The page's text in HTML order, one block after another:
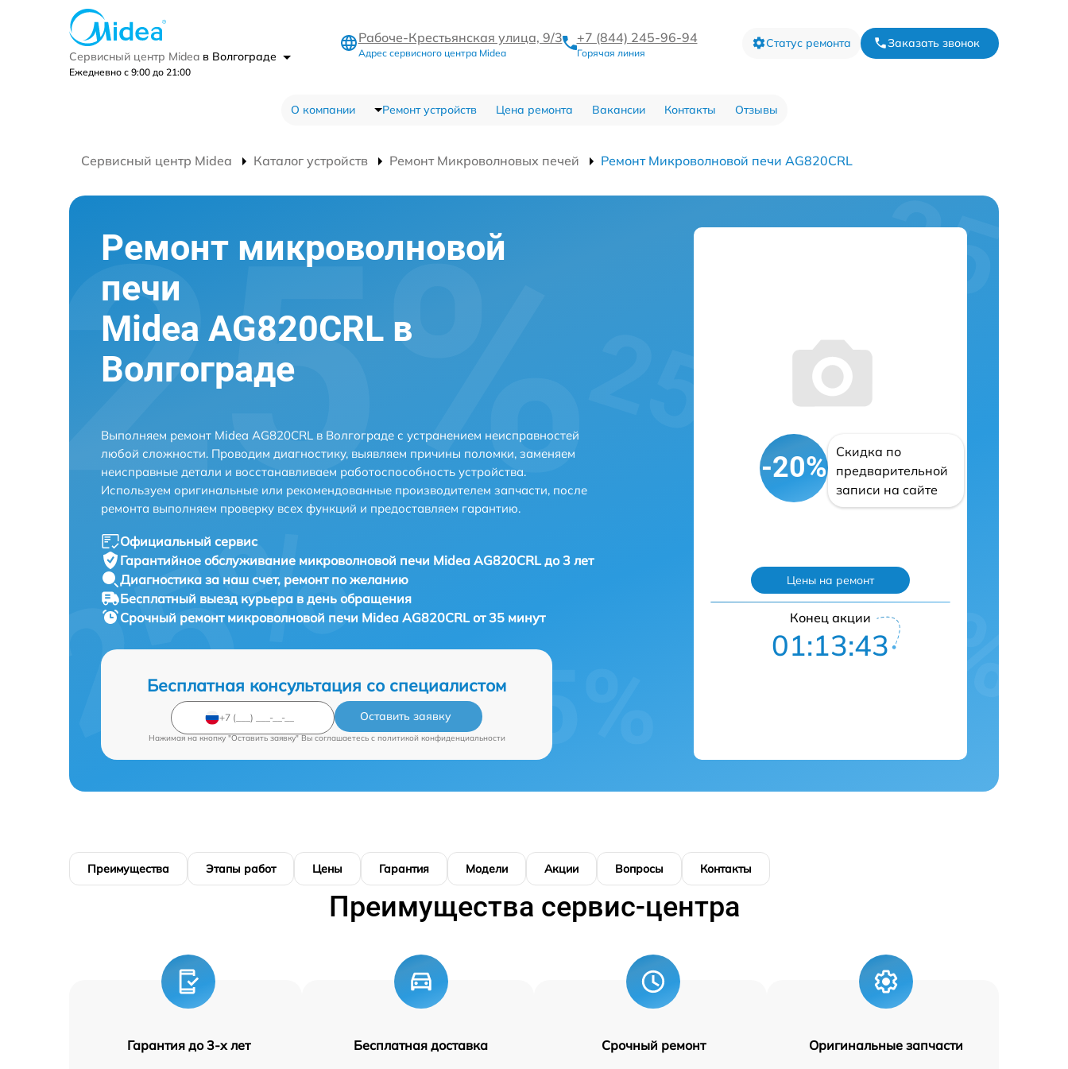
Сервисный центр Midea в Волгограде
Ежедневно с 9:00 до 21:00
Рабоче-Крестьянская улица, 9/3
Адрес сервисного центра Midea
+7 (844) 245-96-94
Горячая линия
Статус ремонта Заказать звонок
О компании Ремонт устройств Цена ремонта Вакансии Контакты Отзывы
Сервисный центр Midea Каталог устройств Ремонт Микроволновых печей Ремонт Микроволновой печи AG820CRL
Ремонт микроволновой
печи
Midea AG820CRL в
Волгограде
Выполняем ремонт Midea AG820CRL в Волгограде с устранением неисправностей
любой сложности. Проводим диагностику, выявляем причины поломки, заменяем
неисправные детали и восстанавливаем работоспособность устройства.
Используем оригинальные или рекомендованные производителем запчасти, после
ремонта выполняем проверку всех функций и предоставляем гарантию.
Официальный сервис
Гарантийное обслуживание микроволновой печи Midea AG820CRL до 3 лет
Диагностика за наш счет, ремонт по желанию
Бесплатный выезд курьера в день обращения
Срочный ремонт микроволновой печи Midea AG820CRL от 35 минут
Бесплатная консультация со специалистом
Оставить заявку
Нажимая на кнопку "Оставить заявку" Вы соглашаетесь c политикой конфиденциальности
-20%
Скидка по
предварительной
записи на сайте
Цены на ремонт
Конец акции
01:13:42
Преимущества Этапы работ Цены Гарантия Модели Акции Вопросы Контакты
Преимущества сервис-центра
Гарантия до 3-х лет Бесплатная доставка Срочный ремонт Оригинальные запчасти